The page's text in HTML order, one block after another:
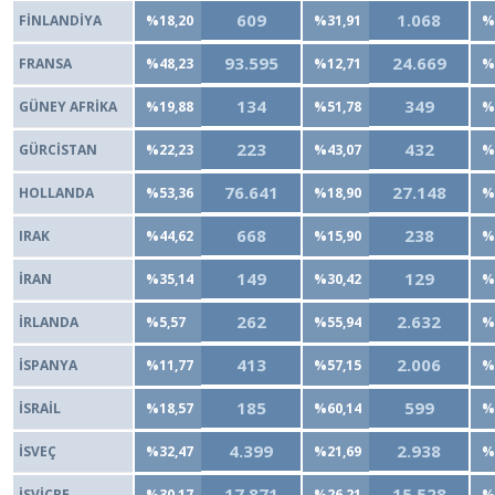
FİNLANDİYA %18,20 609 %31,91 1.068
FRANSA %48,23 93.595 %12,71 24.669
GÜNEY AFRİKA %19,88 134 %51,78 349
GÜRCİSTAN %22,23 223 %43,07 432
HOLLANDA %53,36 76.641 %18,90 27.148
IRAK %44,62 668 %15,90 238
İRAN %35,14 149 %30,42 129
İRLANDA %5,57 262 %55,94 2.632
İSPANYA %11,77 413 %57,15 2.006
İSRAİL %18,57 185 %60,14 599
İSVEÇ %32,47 4.399 %21,69 2.938